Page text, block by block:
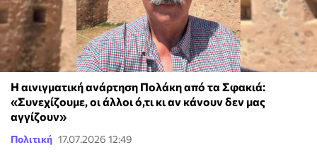
Η αινιγματική ανάρτηση Πολάκη από τα Σφακιά:
«Συνεχίζουμε, οι άλλοι ό,τι κι αν κάνουν δεν μας
αγγίζουν»
Πολιτική 17.07.2026 12:49